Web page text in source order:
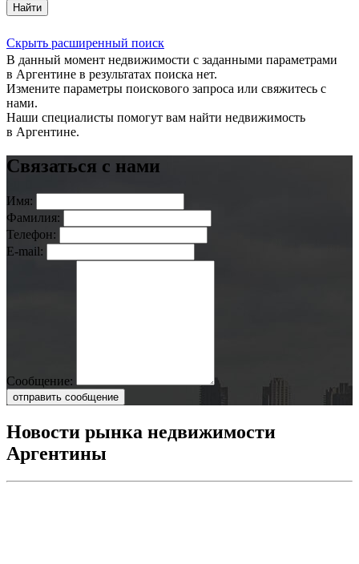
Найти
Скрыть расширенный поиск
В данный момент недвижимости с заданными параметрами
в Аргентине в результатах поиска нет.
Измените параметры поискового запроса или свяжитесь с
нами.
Наши специалисты помогут вам найти недвижимость
в Аргентине.
Связаться с нами
Имя:
Фамилия:
Телефон:
E-mail:
Сообщение:
отправить сообщение
Новости рынка недвижимости
Аргентины